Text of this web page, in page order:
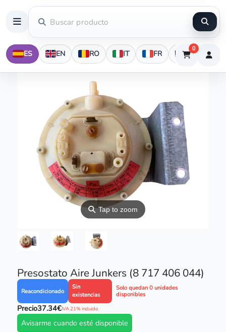
ES EN RO IT FR DE
0
⚲Tap to zoom
Presostato Aire Junkers (8 717 406 044)
Reacondicionado
Sin
existencias
Solo quedan 0 unidades
disponibles
Precio37.34€IVA 21% incluido
Avisarme cuando esté disponible